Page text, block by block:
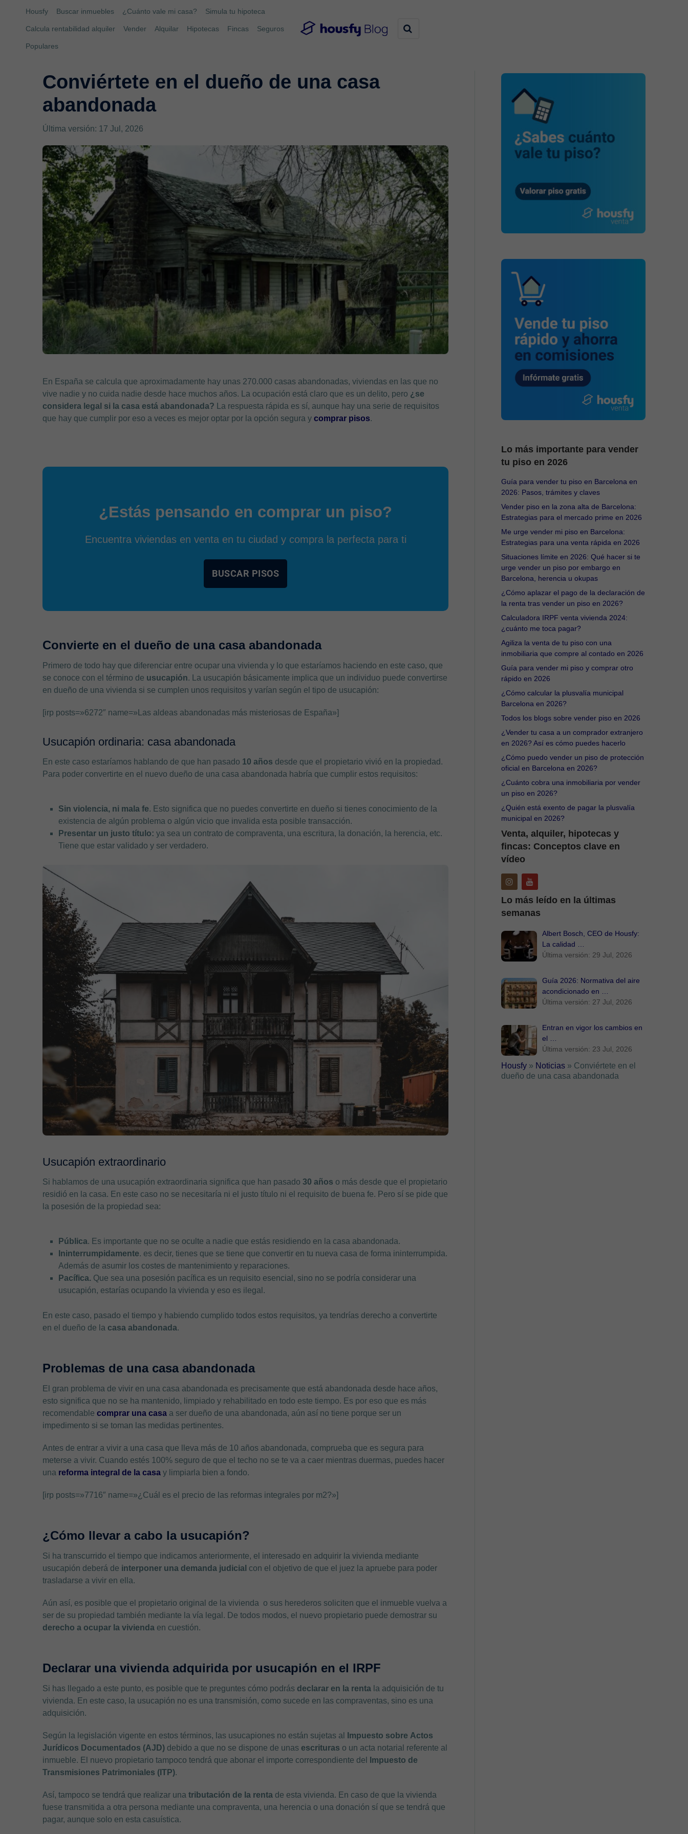
Housfy Buscar inmuebles ¿Cuánto vale mi casa? Simula tu hipoteca
Calcula rentabilidad alquiler Vender Alquilar Hipotecas Fincas Seguros
Populares
Conviértete en el dueño de una casa
abandonada
Última versión: 17 Jul, 2026
En España se calcula que aproximadamente hay unas 270.000 casas abandonadas, viviendas en las que no
vive nadie y no cuida nadie desde hace muchos años. La ocupación está claro que es un delito, pero ¿se
considera legal si la casa está abandonada? La respuesta rápida es sí, aunque hay una serie de requisitos
que hay que cumplir por eso a veces es mejor optar por la opción segura ycomprar pisos.
¿Estás pensando en comprar un piso?
Encuentra viviendas en venta en tu ciudad y compra la perfecta para ti
BUSCAR PISOS
Convierte en el dueño de una casa abandonada
Primero de todo hay que diferenciar entre ocupar una vivienda y lo que estaríamos haciendo en este caso, que
se conoce con el término de usucapión. La usucapión básicamente implica que un individuo puede convertirse
en dueño de una vivienda si se cumplen unos requisitos y varían según el tipo de usucapión:
[irp posts=»6272″ name=»Las aldeas abandonadas más misteriosas de España»]
Usucapión ordinaria: casa abandonada
En este caso estaríamos hablando de que han pasado 10 años desde que el propietario vivió en la propiedad.
Para poder convertirte en el nuevo dueño de una casa abandonada habría que cumplir estos requisitos:
Sin violencia, ni mala fe. Esto significa que no puedes convertirte en dueño si tienes conocimiento de la
existencia de algún problema o algún vicio que invalida esta posible transacción.
Presentar un justo título: ya sea un contrato de compraventa, una escritura, la donación, la herencia, etc.
Tiene que estar validado y ser verdadero.
Usucapión extraordinario
Si hablamos de una usucapión extraordinaria significa que han pasado30 años o más desde que el propietario
residió en la casa. En este caso no se necesitaría ni el justo título ni el requisito de buena fe. Pero sí se pide que
la posesión de la propiedad sea:
Pública. Es importante que no se oculte a nadie que estás residiendo en la casa abandonada.
Ininterrumpidamente. es decir, tienes que se tiene que convertir en tu nueva casa de forma ininterrumpida.
Además de asumir los costes de mantenimiento y reparaciones.
Pacífica. Que sea una posesión pacífica es un requisito esencial, sino no se podría considerar una
usucapión, estarías ocupando la vivienda y eso es ilegal.
En este caso, pasado el tiempo y habiendo cumplido todos estos requisitos, ya tendrías derecho a convertirte
en el dueño de la casa abandonada.
Problemas de una casa abandonada
El gran problema de vivir en una casa abandonada es precisamente que está abandonada desde hace años,
esto significa que no se ha mantenido, limpiado y rehabilitado en todo este tiempo. Es por eso que es más
recomendablecomprar una casa a ser dueño de una abandonada, aún así no tiene porque ser un
impedimento si se toman las medidas pertinentes.
Antes de entrar a vivir a una casa que lleva más de 10 años abandonada, comprueba que es segura para
meterse a vivir. Cuando estés 100% seguro de que el techo no se te va a caer mientras duermas, puedes hacer
una reforma integral de la casa y limpiarla bien a fondo.
[irp posts=»7716″ name=»¿Cuál es el precio de las reformas integrales por m2?»]
¿Cómo llevar a cabo la usucapión?
Si ha transcurrido el tiempo que indicamos anteriormente, el interesado en adquirir la vivienda mediante
usucapión deberá de interponer una demanda judicial con el objetivo de que el juez la apruebe para poder
trasladarse a vivir en ella.
Aún así, es posible que el propietario original de la vivienda o sus herederos soliciten que el inmueble vuelva a
ser de su propiedad también mediante la vía legal. De todos modos, el nuevo propietario puede demostrar su
derecho a ocupar la vivienda en cuestión.
Declarar una vivienda adquirida por usucapión en el IRPF
Si has llegado a este punto, es posible que te preguntes cómo podrás declarar en la renta la adquisición de tu
vivienda. En este caso, la usucapión no es una transmisión, como sucede en las compraventas, sino es una
adquisición.
Según la legislación vigente en estos términos, las usucapiones no están sujetas al Impuesto sobre Actos
Jurídicos Documentados (AJD) debido a que no se dispone de unas escrituras o un acta notarial referente al
inmueble. El nuevo propietario tampoco tendrá que abonar el importe correspondiente del
Impuesto de
Transmisiones Patrimoniales (ITP).
Así, tampoco se tendrá que realizar unatributación de la renta de esta vivienda. En caso de que la vivienda
fuese transmitida a otra persona mediante una compraventa, una herencia o una donación sí que se tendrá que
pagar, aunque solo en esta casuística.
Lo más importante para vender
tu piso en 2026
Guía para vender tu piso en Barcelona en
2026: Pasos, trámites y claves
Vender piso en la zona alta de Barcelona:
Estrategias para el mercado prime en 2026
Me urge vender mi piso en Barcelona:
Estrategias para una venta rápida en 2026
Situaciones límite en 2026: Qué hacer si te
urge vender un piso por embargo en
Barcelona, herencia u okupas
¿Cómo aplazar el pago de la declaración de
la renta tras vender un piso en 2026?
Calculadora IRPF venta vivienda 2024:
¿cuánto me toca pagar?
Agiliza la venta de tu piso con una
inmobiliaria que compre al contado en 2026
Guía para vender mi piso y comprar otro
rápido en 2026
¿Cómo calcular la plusvalía municipal
Barcelona en 2026?
Todos los blogs sobre vender piso en 2026
¿Vender tu casa a un comprador extranjero
en 2026? Así es cómo puedes hacerlo
¿Cómo puedo vender un piso de protección
oficial en Barcelona en 2026?
¿Cuánto cobra una inmobiliaria por vender
un piso en 2026?
¿Quién está exento de pagar la plusvalía
municipal en 2026?
Venta, alquiler, hipotecas y
fincas: Conceptos clave en
vídeo
Lo más leído en la últimas
semanas
Albert Bosch, CEO de Housfy:
La calidad …
Última versión: 29 Jul, 2026
Guía 2026: Normativa del aire
acondicionado en …
Última versión: 27 Jul, 2026
Entran en vigor los cambios en
el …
Última versión: 23 Jul, 2026
Housfy » Noticias » Conviértete en el
dueño de una casa abandonada